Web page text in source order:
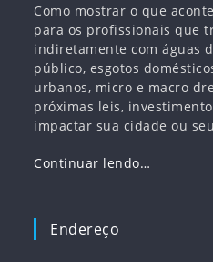
Como mostrar o que
para os profissionais que
indiretamente com águas
público, esgotos
urbanos, micro e macro
próximas leis,
impactar sua cidade ou
Continuar lendo…
Endereço